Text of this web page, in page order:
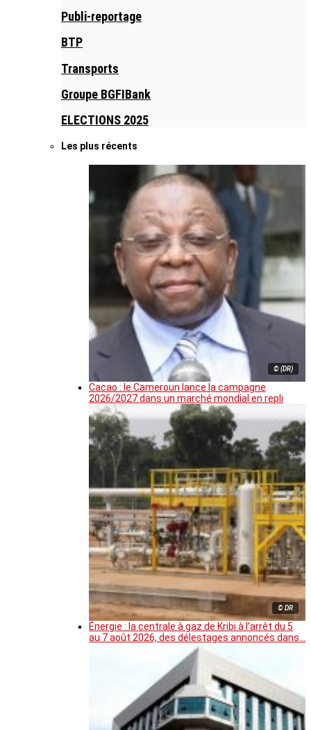
Publi-reportage
BTP
Transports
Groupe BGFIBank
ELECTIONS 2025
Les plus récents
© (DR)
Cacao : le Cameroun lance la campagne
2026/2027 dans un marché mondial en repli
© DR
Énergie : la centrale à gaz de Kribi à l’arrêt du 5
au 7 août 2026, des délestages annoncés dans…